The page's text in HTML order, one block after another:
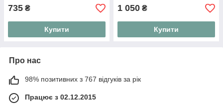
735 ₴
Купити
1 050 ₴
Купити
Про нас
98% позитивних з 767 відгуків за рік
Працює з 02.12.2015